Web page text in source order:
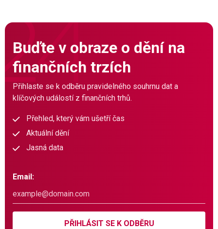
Buďte v obraze o dění na
finančních trzích
Přihlaste se k odběru pravidelného souhrnu dat a
klíčových událostí z finančních trhů.
Přehled, který vám ušetří čas
Aktuální dění
Jasná data
Email:
PŘIHLÁSIT SE K ODBĚRU